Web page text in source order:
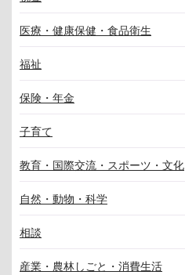
医療・健康保健・食品衛生
福祉
保険・年金
子育て
教育・国際交流・スポーツ・文化
自然・動物・科学
相談
産業・農林しごと・消費生活